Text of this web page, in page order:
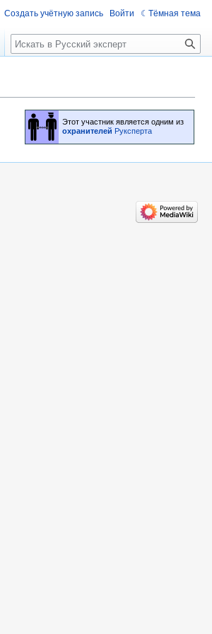
Этот участник является одним из
охранителей Руксперта
Создать учётную запись Войти Тёмная тема
Поиск